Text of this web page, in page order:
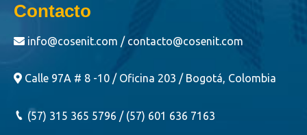
Contacto
info@cosenit.com / contacto@cosenit.com
Calle 97A # 8 -10 / Oficina 203 / Bogotá, Colombia
(57) 315 365 5796 / (57) 601 636 7163